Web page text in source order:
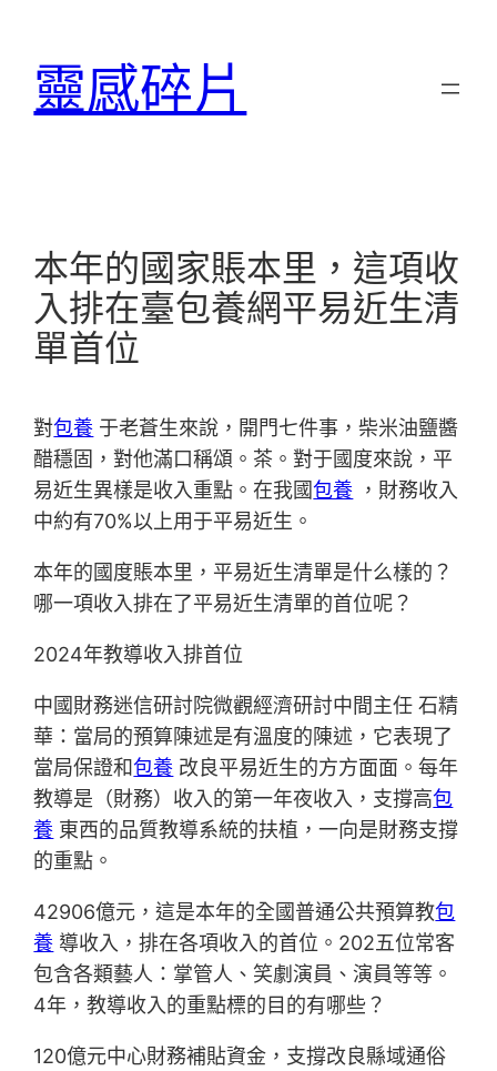
靈感碎片
本年的國家賬本里，這項收
入排在臺包養網平易近生清
單首位
對包養 于老蒼生來說，開門七件事，柴米油鹽醬
醋穩固，對他滿口稱頌。茶。對于國度來說，平
易近生異樣是收入重點。在我國包養 ，財務收入
中約有70%以上用于平易近生。
本年的國度賬本里，平易近生清單是什么樣的？
哪一項收入排在了平易近生清單的首位呢？
2024年教導收入排首位
中國財務迷信研討院微觀經濟研討中間主任 石精
華：當局的預算陳述是有溫度的陳述，它表現了
當局保證和包養 改良平易近生的方方面面。每年
教導是（財務）收入的第一年夜收入，支撐高包
養 東西的品質教導系統的扶植，一向是財務支撐
的重點。
42906億元，這是本年的全國普通公共預算教包
養 導收入，排在各項收入的首位。202五位常客
包含各類藝人：掌管人、笑劇演員、演員等等。
4年，教導收入的重點標的目的有哪些？
120億元中心財務補貼資金，支撐改良縣域通俗